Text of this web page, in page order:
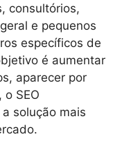
consultórios,
e pequenos
específicos de
é aumentar
aparecer por
SEO
solução mais